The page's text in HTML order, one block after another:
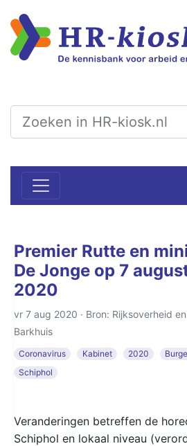
Premier Rutte en
De Jonge op 7
2020
vr 7 aug 2020 · Bron: Rijksoverheid
Barkhuis
Coronavirus Kabinet 2020
Schiphol
Veranderingen betreffen de
Schiphol en lokaal niveau